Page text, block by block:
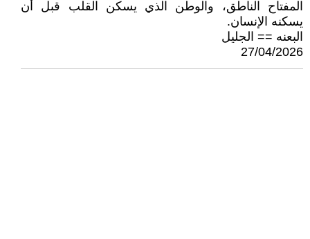
المفتاح الناطق، والوطن الذي يسكن القلب قبل أن
يسكنه الإنسان.
البعنه == الجليل
27/04/2026